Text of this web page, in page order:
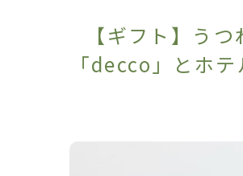
【ギフト】う
「decco」とホ